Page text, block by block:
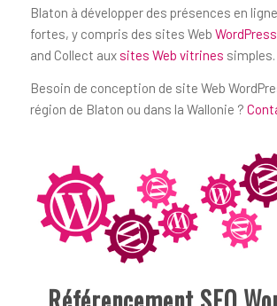
Blaton à développer des présences en
fortes, y compris des sites Web
and Collect aux sites Web vitrines simples.
Besoin de conception de site Web
région de Blaton ou dans la Wallonie ?